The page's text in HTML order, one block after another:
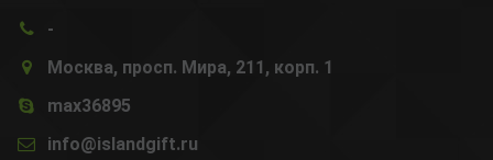
-
Москва, просп. Мира, 211, корп. 1
max36895
info@islandgift.ru